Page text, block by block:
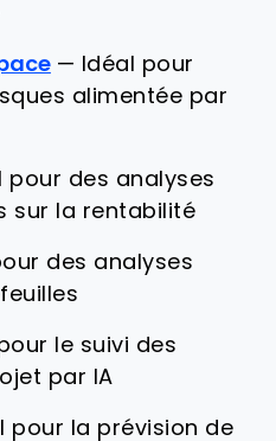
— Idéal pour
alimentée par
pour des analyses
sur la rentabilité
des analyses
le suivi des
par IA
pour la prévision de